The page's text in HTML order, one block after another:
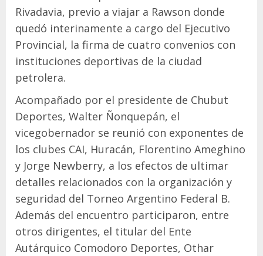
Rivadavia, previo a viajar a Rawson donde
quedó interinamente a cargo del Ejecutivo
Provincial, la firma de cuatro convenios con
instituciones deportivas de la ciudad
petrolera.
Acompañado por el presidente de Chubut
Deportes, Walter Ñonquepán, el
vicegobernador se reunió con exponentes de
los clubes CAI, Huracán, Florentino Ameghino
y Jorge Newberry, a los efectos de ultimar
detalles relacionados con la organización y
seguridad del Torneo Argentino Federal B.
Además del encuentro participaron, entre
otros dirigentes, el titular del Ente
Autárquico Comodoro Deportes, Othar